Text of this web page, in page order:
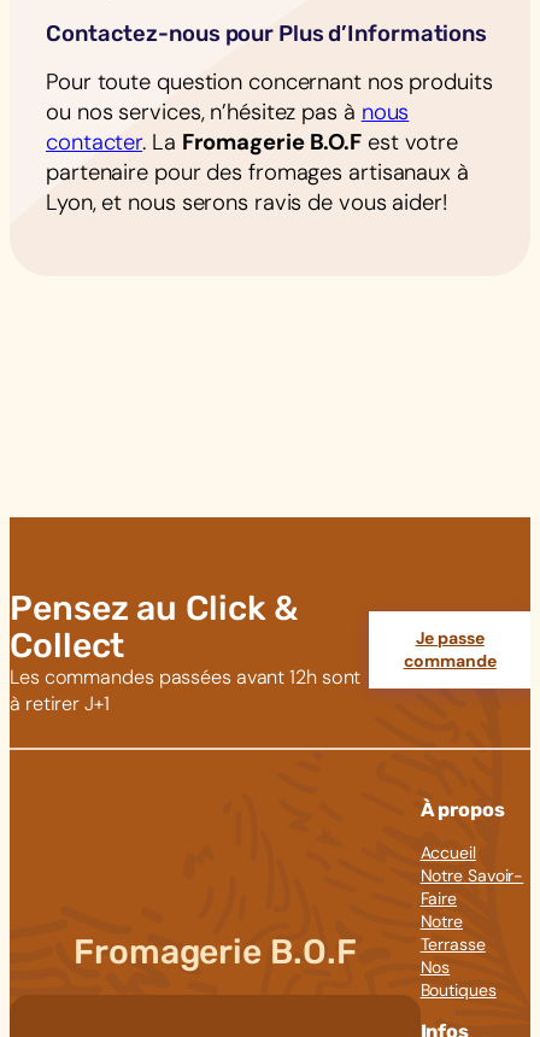
Contactez-nous pour Plus d’Informations
Pour toute question concernant nos produits
ou nos services, n’hésitez pas à nous
contacter. La Fromagerie B.O.F est votre
partenaire pour des fromages artisanaux à
Lyon, et nous serons ravis de vous aider!
Pensez au Click &
Collect
Les commandes passées avant 12h sont
à retirer J+1
Je passe
commande
Fromagerie B.O.F
À propos
Accueil
Notre Savoir-
Faire
Notre
Terrasse
Nos
Boutiques
Infos